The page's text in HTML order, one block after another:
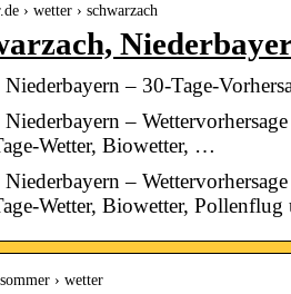
› wetter › schwarzach
Niederbayern – 30-Tage-
Niederbayern –
Wetter, Biowetter, …
Niederbayern –
Wetter, Biowetter,
› wetter